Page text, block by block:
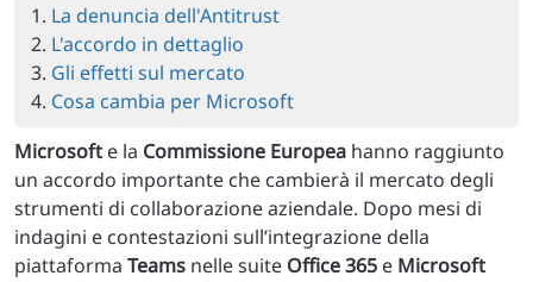
La denuncia dell'Antitrust
L'accordo in dettaglio
Gli effetti sul mercato
Cosa cambia per Microsoft
Microsoft e la Commissione Europea hanno raggiunto
un accordo importante che cambierà il mercato degli
strumenti di collaborazione aziendale. Dopo mesi di
indagini e contestazioni sull’integrazione della
piattaforma Teams nelle suite Office 365 e Microsoft